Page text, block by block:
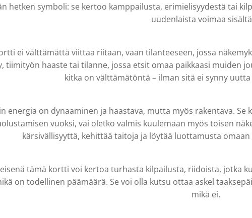
hetken symboli: se kertoo kamppailusta, erimielisyydestä tai
uudenlaista voimaa
ei välttämättä viittaa riitaan, vaan tilanteeseen, jossa
tiimityön haaste tai tilanne, jossa etsit omaa paikkaasi muiden
kitka on välttämätöntä – ilman sitä ei synny
energia on dynaaminen ja haastava, mutta myös rakentava.
vuoksi, vai oletko valmis kuulemaan myös toisen
kärsivällisyyttä, kehittää taitoja ja löytää luottamusta
tämä kortti voi kertoa turhasta kilpailusta, riidoista, jotka
on todellinen päämäärä. Se voi olla kutsu ottaa askel
mikä ei.